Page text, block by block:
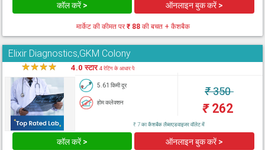
कॉल करें > ऑनलाइन बुक करें >
मार्केट की कीमत पर₹ 88 की बचत + कैशबैक
Elixir Diagnostics,GKM Colony
★★★★ 4.0 स्टार4 रेटिंग के आधार पे
5.61 किमी दूर
होम कलेक्शन
₹350
₹262
₹ 7 का कैशबैक लैब्सएडवाइजर वॉलेट में
कॉल करें > ऑनलाइन बुक करें >